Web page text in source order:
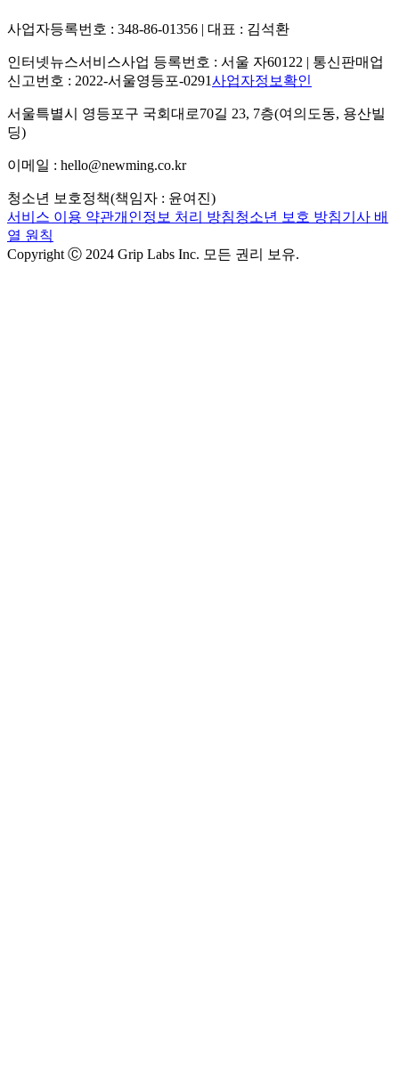
사업자등록번호 : 348-86-01356 | 대표 : 김석환
인터넷뉴스서비스사업 등록번호 : 서울 자60122 | 통신판매업
신고번호 : 2022-서울영등포-0291사업자정보확인
서울특별시 영등포구 국회대로70길 23, 7층(여의도동, 용산빌
딩)
이메일 : hello@newming.co.kr
청소년 보호정책(책임자 : 윤여진)
서비스 이용 약관개인정보 처리 방침청소년 보호 방침기사 배
열 원칙
Copyright Ⓒ 2024 Grip Labs Inc. 모든 권리 보유.